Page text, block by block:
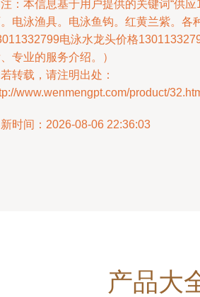
：本信息基于用户提供的关键词“供
电泳渔具。电泳鱼钩。红黄兰紫。各
电泳水龙头价格
专业的服务介绍。）
转载，请注明出处：
www.wenmengpt.com/product/
时间：2026-08-06 22:36:03
产品大